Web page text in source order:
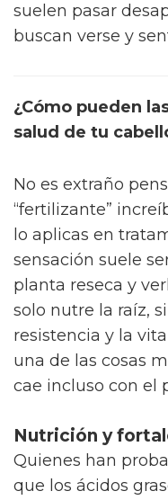
suelen pasar
buscan verse y
¿Cómo pueden
salud de tu
No es extraño
“fertilizante”
lo aplicas en
sensación suele
planta reseca y
solo nutre la raíz,
resistencia y la
una de las cosas
cae incluso con el
Nutrición y
Quienes han
que los ácidos